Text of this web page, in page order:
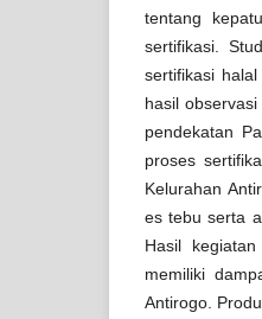
tentang
sertifikasi.
sertifikasi
hasil
pendekatan
proses
Kelurahan
es tebu serta
Hasil
memiliki
Antirogo.